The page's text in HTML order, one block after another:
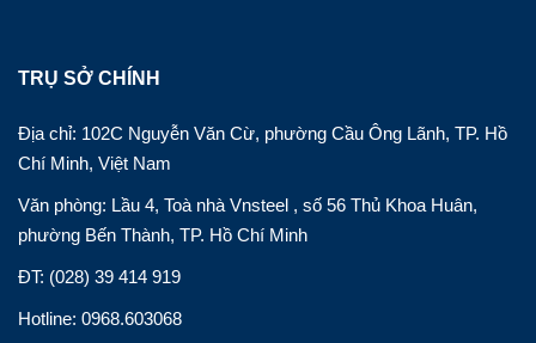
TRỤ SỞ CHÍNH
Địa chỉ: 102C Nguyễn Văn Cừ, phường Cầu Ông Lãnh, TP. Hồ
Chí Minh, Việt Nam
Văn phòng: Lầu 4, Toà nhà Vnsteel , số 56 Thủ Khoa Huân,
phường Bến Thành, TP. Hồ Chí Minh
ĐT: (028) 39 414 919
Hotline: 0968.603068